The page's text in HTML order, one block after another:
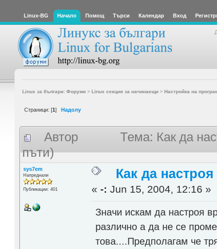
Linux-BG Начало Помощ Търси Календар Вход
Linux за българи: Форуми> Linux секция за начинаещи> Настройка на
Страници: [1] Надолу
Автор
Тема: Как да
пъти)
sys7em
Напреднали
Публикации: 401
Как да
«-: Jun 15, 2004, 12:16 »
Значи искам да настроя
различно а да не се
това....Предполагам че